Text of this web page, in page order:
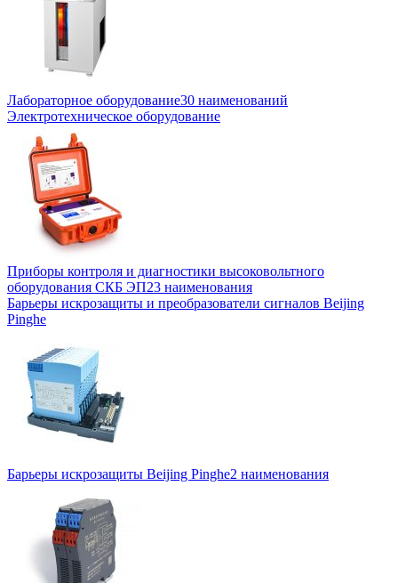
Лабораторное оборудование30 наименований
Электротехническое оборудование
Приборы контроля и диагностики высоковольтного
оборудования СКБ ЭП23 наименования
Барьеры искрозащиты и преобразователи сигналов Beijing
Pinghe
Барьеры искрозащиты Beijing Pinghe2 наименования